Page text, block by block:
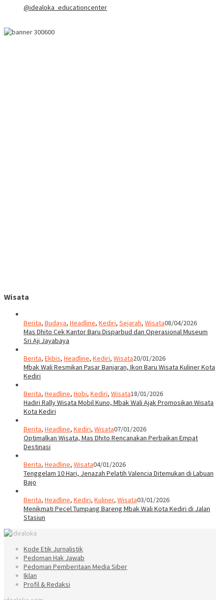
@idealoka_educationcenter
Wisata
Berita, Budaya, Headline, Kediri, Sejarah, Wisata08/04/2026
Mas Dhito Cek Kantor Baru Disparbud dan Operasional Museum
Sri Aji Jayabaya
Berita, Ekbis, Headline, Kediri, Wisata20/01/2026
Mbak Wali Resmikan Pasar Banjaran, Ikon Baru Wisata Kuliner Kota
Kediri
Berita, Headline, Hobi, Kediri, Wisata18/01/2026
Hadiri Rally Wisata Mobil Kuno, Mbak Wali Ajak Promosikan Wisata
Kota Kediri
Berita, Headline, Kediri, Wisata07/01/2026
Optimalkan Wisata, Mas Dhito Rencanakan Perbaikan Empat
Destinasi
Berita, Headline, Wisata04/01/2026
Tenggelam 10 Hari, Jenazah Pelatih Valencia Ditemukan di Labuan
Bajo
Berita, Headline, Kediri, Kuliner, Wisata03/01/2026
Menikmati Pecel Tumpang Bareng Mbak Wali Kota Kediri di Jalan
Stasiun
Kode Etik Jurnalistik
Pedoman Hak Jawab
Pedoman Pemberitaan Media Siber
Iklan
Profil & Redaksi